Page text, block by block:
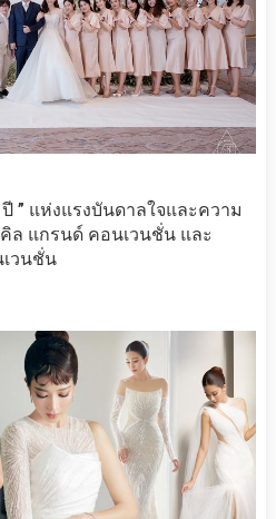
” แห่งแรงบันดาลใจและความ
ล แกรนด์ คอนเวนชั่น และ
วนชั่น